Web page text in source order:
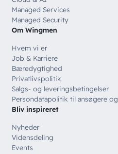
Automatisering
Skriv dig op
Managed Services
Managed Security
Om Wingmen
Hvem vi er
Job & Karriere
Bæredygtighed
Privatlivspolitik
Salgs- og leveringsbetingelser
Persondatapolitik til ansøgere
Bliv inspireret
Nyheder
Vidensdeling
Events